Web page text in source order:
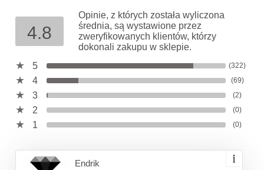
4.8
Opinie, z których została wyliczona
średnia, są wystawione przez
zweryfikowanych klientów, którzy
dokonali zakupu w sklepie.
5
(322)
4 (69)
3 (2)
2 (0)
1 (0)
Endrik